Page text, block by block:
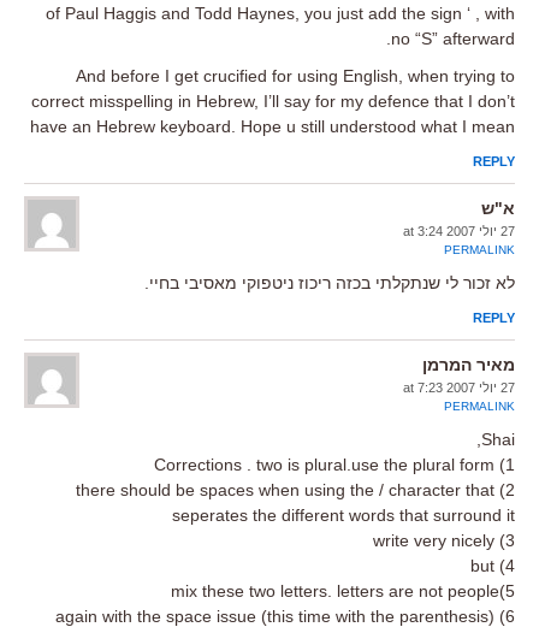
of Paul Haggis and Todd Haynes, you just add the sign ‘ , with
no “S” afterward.
And before I get crucified for using English, when trying to
correct misspelling in Hebrew, I’ll say for my defence that I don’t
have an Hebrew keyboard. Hope u still understood what I mean
REPLY
א"ש
27 יולי 2007 at 3:24
PERMALINK
לא זכור לי שנתקלתי בכזה ריכוז ניטפוקי מאסיבי בחיי.
REPLY
מאיר המרמן
27 יולי 2007 at 7:23
PERMALINK
Shai,
1) Corrections . two is plural.use the plural form
2) there should be spaces when using the / character that
seperates the different words that surround it
3) write very nicely
4) but
5)mix these two letters. letters are not people
6) again with the space issue (this time with the parenthesis)